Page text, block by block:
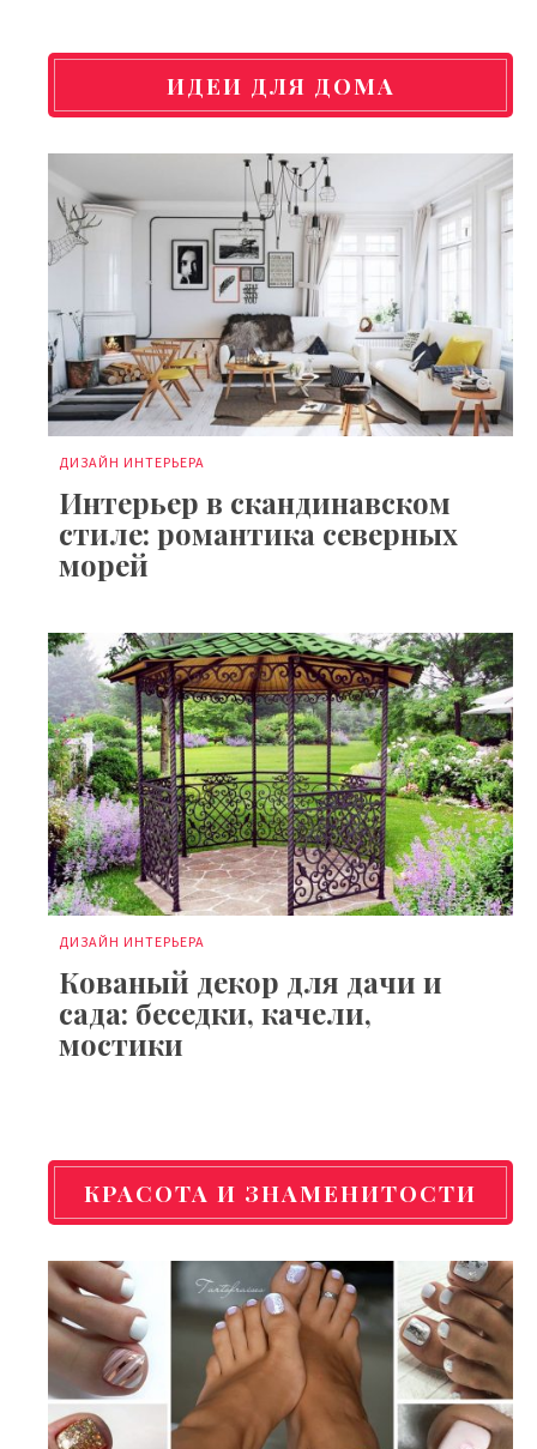
ИДЕИ ДЛЯ ДОМА
ДИЗАЙН ИНТЕРЬЕРА
Интерьер в скандинавском
стиле: романтика северных
морей
ДИЗАЙН ИНТЕРЬЕРА
Кованый декор для дачи и
сада: беседки, качели,
мостики
КРАСОТА И ЗНАМЕНИТОСТИ